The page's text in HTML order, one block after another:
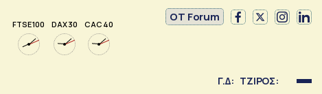
FTSE 100 DAX 30 CAC 40
OT Forum
Γ.Δ: ΤΖΙΡΟΣ: